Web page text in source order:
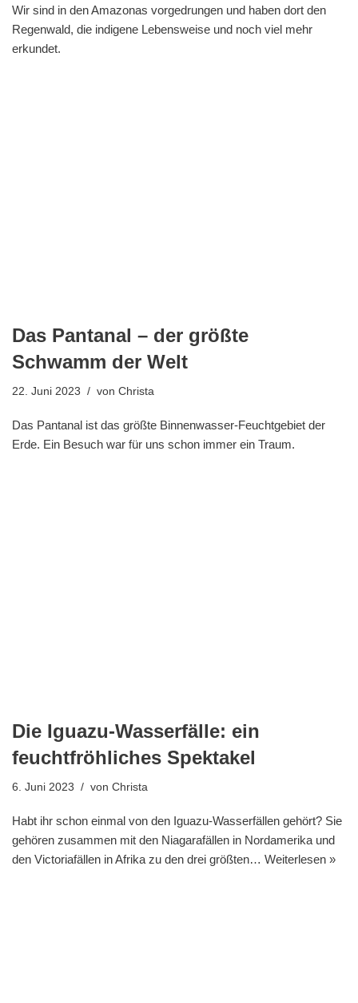
Wir sind in den Amazonas vorgedrungen und haben dort den
Regenwald, die indigene Lebensweise und noch viel mehr
erkundet.
Das Pantanal – der größte
Schwamm der Welt
22. Juni 2023 von Christa
Das Pantanal ist das größte Binnenwasser-Feuchtgebiet der
Erde. Ein Besuch war für uns schon immer ein Traum.
Die Iguazu-Wasserfälle: ein
feuchtfröhliches Spektakel
6. Juni 2023 von Christa
Habt ihr schon einmal von den Iguazu-Wasserfällen gehört? Sie
gehören zusammen mit den Niagarafällen in Nordamerika und
den Victoriafällen in Afrika zu den drei größten… Weiterlesen »